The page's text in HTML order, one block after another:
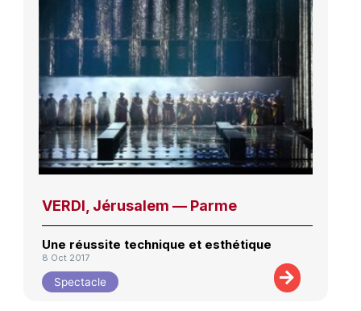
VERDI, Jérusalem — Parme
Une réussite technique et esthétique
8 Oct 2017
Spectacle